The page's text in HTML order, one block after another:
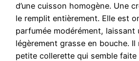
d’une cuisson homogène. Une
le remplit entièrement. Elle est
parfumée modérément, laissant
légèrement grasse en bouche. Il
petite collerette qui semble faite